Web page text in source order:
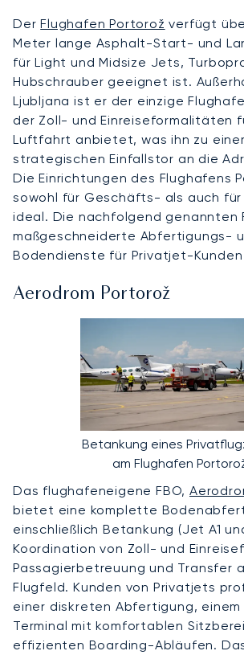
DerFlughafen Portorož verfügt
Meter lange Asphalt-Start- und
für Light und Midsize Jets,
Hubschrauber geeignet ist.
Ljubljana ist er der einzige
der Zoll- und Einreiseformalitäten
Luftfahrt anbietet, was ihn zu
strategischen Einfallstor an die
Die Einrichtungen des Flughafens
sowohl für Geschäfts- als auch für
ideal. Die nachfolgend genannten
maßgeschneiderte Abfertigungs-
Bodendienste für Privatjet-Kunden
Aerodrom Portorož
Betankung eines
am Flughafen
Das flughafeneigene FBO,
bietet eine komplette
einschließlich Betankung (Jet A1
Koordination von Zoll- und
Passagierbetreuung und Transfer
Flugfeld. Kunden von Privatjets
einer diskreten Abfertigung, einem
Terminal mit komfortablen
effizienten Boarding-Abläufen.